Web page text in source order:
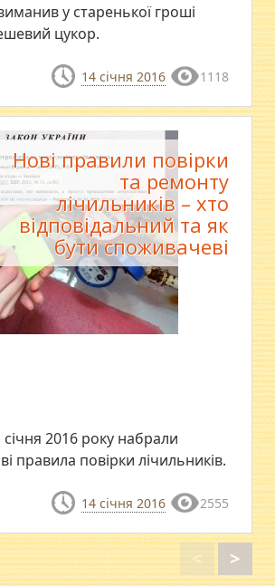
у старенької гроші
цукор.
14 січня 2016 1118
Нові правили повірки
та ремонту
лічильників – хто
відповідальний та як
бути споживачеві
січня 2016 року набрали
правила повірки лічильників.
14 січня 2016 2555
< >